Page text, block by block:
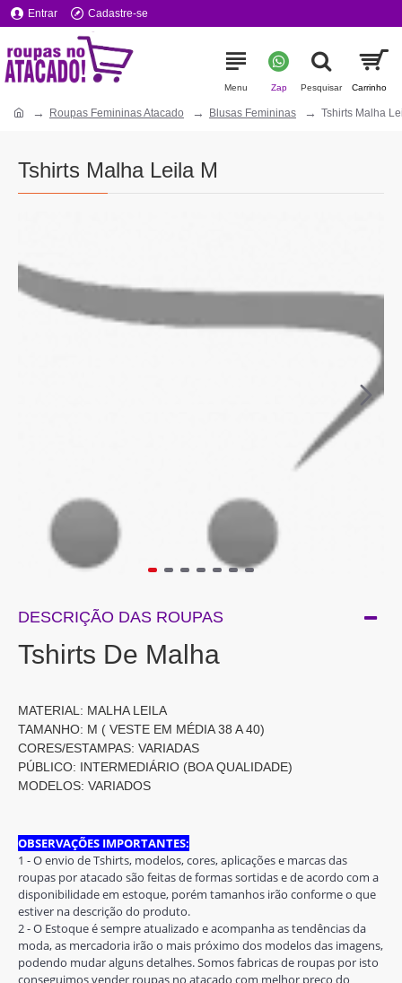
Entrar Cadastre-se
Roupas Femininas Atacado Blusas Femininas Tshirts Malha
Tshirts Malha Leila M
DESCRIÇÃO DAS ROUPAS
Tshirts De Malha
MATERIAL: MALHA LEILA
TAMANHO: M ( VESTE EM MÉDIA 38 A 40)
CORES/ESTAMPAS: VARIADAS
PÚBLICO: INTERMEDIÁRIO (BOA QUALIDADE)
MODELOS: VARIADOS
OBSERVAÇÕES IMPORTANTES:
1 - O envio de Tshirts, modelos, cores, aplicações e marcas das
roupas por atacado são feitas de formas sortidas e de acordo com a
disponibilidade em estoque, porém tamanhos irão conforme o que
estiver na descrição do produto.
2 - O Estoque é sempre atualizado e acompanha as tendências da
moda, as mercadoria irão o mais próximo dos modelos das imagens,
podendo mudar alguns detalhes. Somos fabricas de roupas por isto
conseguimos vender roupas no atacado com melhor preço do